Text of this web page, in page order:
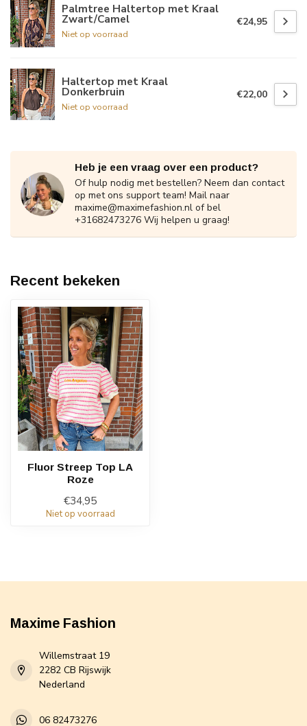
Palmtree Haltertop met Kraal
Zwart/Camel
Niet op voorraad
€24,95
Haltertop met Kraal
Donkerbruin
Niet op voorraad
€22,00
Heb je een vraag over een product?
Of hulp nodig met bestellen? Neem dan contact
op met ons support team! Mail naar
maxime@maximefashion.nl of bel
+31682473276 Wij helpen u graag!
Recent bekeken
Fluor Streep Top LA
Roze
€34,95
Niet op voorraad
Maxime Fashion
Willemstraat 19
2282 CB Rijswijk
Nederland
06 82473276